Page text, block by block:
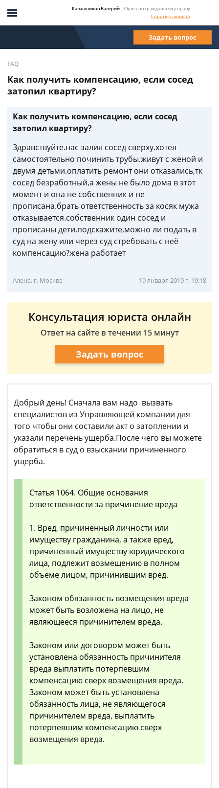
Калашников Валерий- Юрист по гражданскому праву
Спросить юриста
Задать вопрос
FAQ
Как получить компенсацию, если сосед
затопил квартиру?
Как получить компенсацию, если сосед
затопил квартиру?
Здравствуйте.нас залил сосед сверху.хотел
самостоятельно починить трубы.живут с женой и
двумя детьми.оплатить ремонт они отказались,тк
сосед безработный,а жены не было дома в этот
момент и она не собственник и не
прописана.брать ответственность за косяк мужа
отказывается.собственник один сосед и
прописаны дети.подскажите,можно ли подать в
суд на жену или через суд стребовать с неё
компенсацию?жена работает
Алена, г. Москва 19 января 2019 г. 19:18
Консультация юриста онлайн
Ответ на сайте в течении 15 минут
Задать вопрос
Добрый день! Сначала вам надо вызвать
специалистов из Управляющей компании для
того чтобы они составили акт о затоплении и
указали перечень ущерба.После чего вы можете
обратиться в суд о взыскании причиненного
ущерба.
Статья 1064. Общие основания
ответственности за причинение вреда
1. Вред, причиненный личности или
имуществу гражданина, а также вред,
причиненный имуществу юридического
лица, подлежит возмещению в полном
объеме лицом, причинившим вред.
Законом обязанность возмещения вреда
может быть возложена на лицо, не
являющееся причинителем вреда.
Законом или договором может быть
установлена обязанность причинителя
вреда выплатить потерпевшим
компенсацию сверх возмещения вреда.
Законом может быть установлена
обязанность лица, не являющегося
причинителем вреда, выплатить
потерпевшим компенсацию сверх
возмещения вреда.